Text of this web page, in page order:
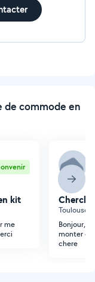
de commode en
kit
me
Toulouse
Bonjour,
monter
chere